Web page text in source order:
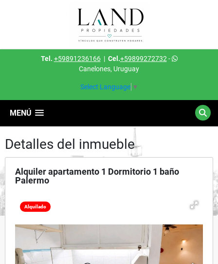
Tel. +59891236166| Cel.+59899272732 -
Canelones, Uruguay
Select Language ▼
MENÚ
Detalles del inmueble
Alquiler apartamento 1 Dormitorio 1 baño
Palermo
Alquilado